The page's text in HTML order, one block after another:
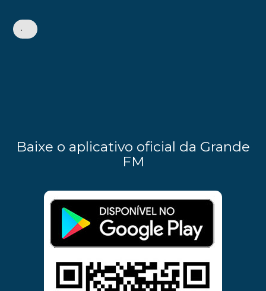
•
Baixe o aplicativo oficial da Grande
FM